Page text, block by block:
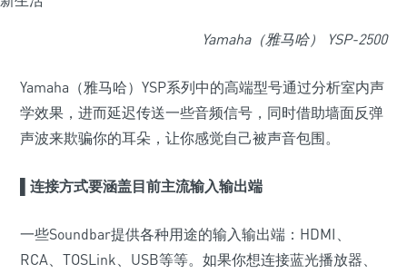
Yamaha（雅马哈） YSP-2500
Yamaha（雅马哈）YSP系列中的高端型号通过分析室内声
学效果，进而延迟传送一些音频信号，同时借助墙面反弹
声波来欺骗你的耳朵，让你感觉自己被声音包围。
连接方式要涵盖目前主流输入输出端
一些Soundbar提供各种用途的输入输出端：HDMI、
RCA、TOSLink、USB等等。如果你想连接蓝光播放器、